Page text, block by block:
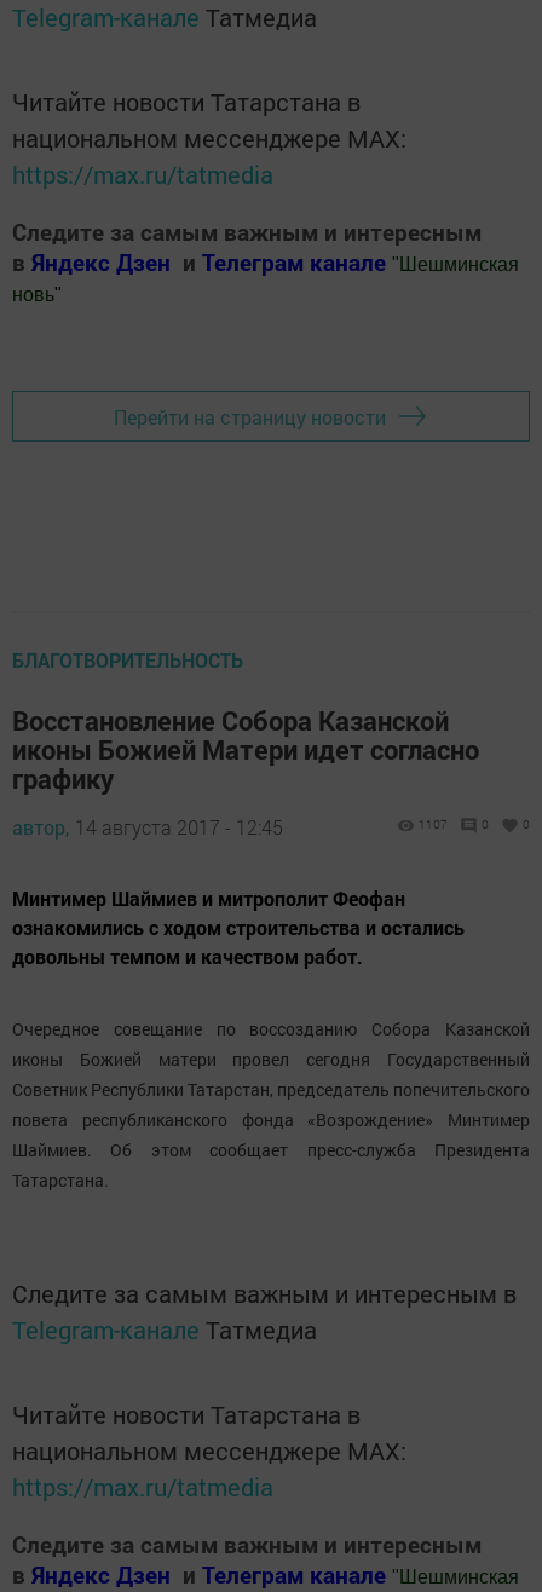
Telegram-канале Татмедиа
Читайте новости Татарстана в
национальном мессенджере MАХ:
https://max.ru/tatmedia
Следите за самым важным и интересным
в Яндекс Дзен и Телеграм канале " Шешминская
новь"
Перейти на страницу новости
БЛАГОТВОРИТЕЛЬНОСТЬ
Восстановление Собора Казанской
иконы Божией Матери идет согласно
графику
автор, 14 августа 2017 - 12:45 1107 0 0
Минтимер Шаймиев и митрополит Феофан
ознакомились с ходом строительства и остались
довольны темпом и качеством работ.
Очередное совещание по воссозданию Собора Казанской
иконы Божией матери провел сегодня Государственный
Советник Республики Татарстан, председатель попечительского
повета республиканского фонда «Возрождение» Минтимер
Шаймиев. Об этом сообщает пресс-служба Президента
Татарстана.
Следите за самым важным и интересным в
Telegram-канале Татмедиа
Читайте новости Татарстана в
национальном мессенджере MАХ:
https://max.ru/tatmedia
Следите за самым важным и интересным
в Яндекс Дзен и Телеграм канале " Шешминская